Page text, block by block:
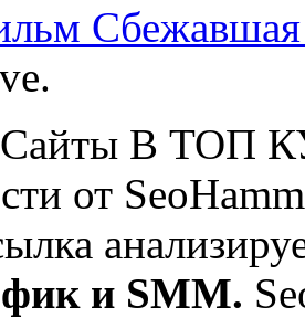
Сбежавшая
Сайты В ТОП
от
и SMM.